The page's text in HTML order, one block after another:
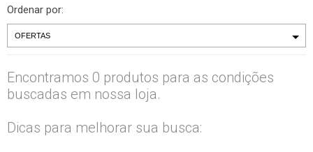
Ordenar por:
Encontramos 0 produtos para as condições
buscadas em nossa loja.
Dicas para melhorar sua busca: